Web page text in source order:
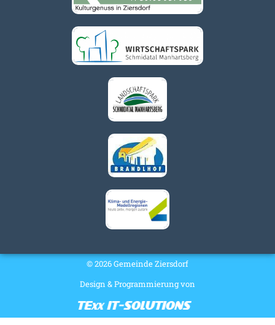
© 2026 Gemeinde Ziersdorf
Design & Programmierung von